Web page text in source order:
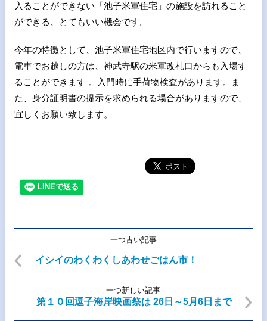
入ることができない「池子米軍住宅」の施設を訪れること
ができる、とてもいい機会です。
今年の特徴として、池子米軍住宅地区内で行いますので、
電車でお越しの方は、神武寺駅の米軍改札口からも入場す
ることができます 。入門時に手荷物検査があります。ま
た、身分証明書の提示を求められる場合がありますので、
宜しくお願い致します。
一つ古い記事
イシイのわくわくしあわせごはん市！
一つ新しい記事
第１０回逗子海岸映画祭は 26日～5月6日まで